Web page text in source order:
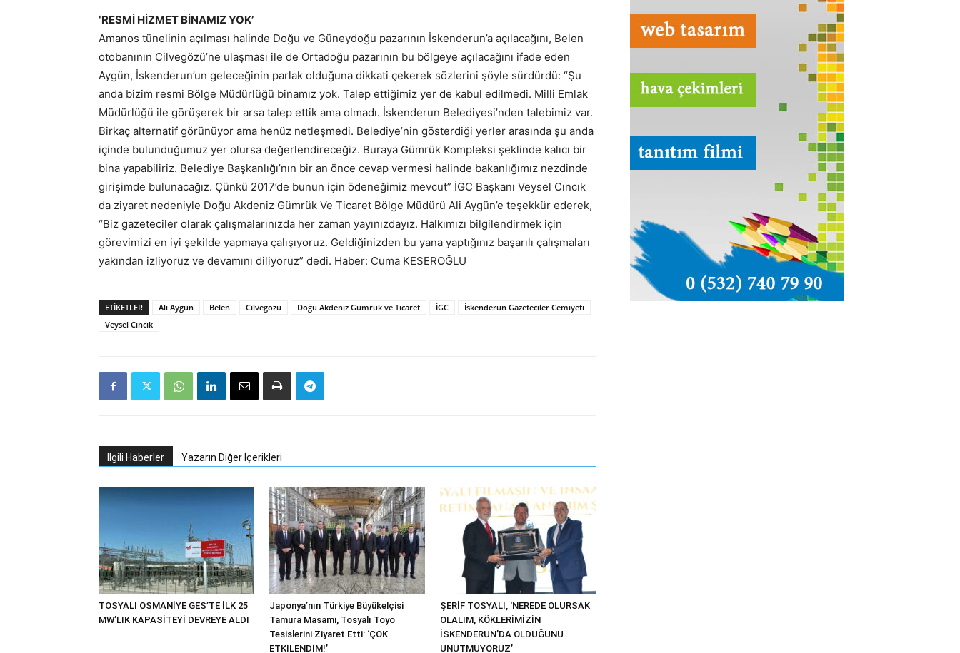
‘RESMİ HİZMET BİNAMIZ YOK’
Amanos tünelinin açılması halinde Doğu ve Güneydoğu pazarının İskenderun’a açılacağını, Belen
otobanının Cilvegözü’ne ulaşması ile de Ortadoğu pazarının bu bölgeye açılacağını ifade eden
Aygün, İskenderun’un geleceğinin parlak olduğuna dikkati çekerek sözlerini şöyle sürdürdü: “Şu
anda bizim resmi Bölge Müdürlüğü binamız yok. Talep ettiğimiz yer de kabul edilmedi. Milli Emlak
Müdürlüğü ile görüşerek bir arsa talep ettik ama olmadı. İskenderun Belediyesi’nden talebimiz var.
Birkaç alternatif görünüyor ama henüz netleşmedi. Belediye’nin gösterdiği yerler arasında şu anda
içinde bulunduğumuz yer olursa değerlendireceğiz. Buraya Gümrük Kompleksi şeklinde kalıcı bir
bina yapabiliriz. Belediye Başkanlığı’nın bir an önce cevap vermesi halinde bakanlığımız nezdinde
girişimde bulunacağız. Çünkü 2017’de bunun için ödeneğimiz mevcut” İGC Başkanı Veysel Cıncık
da ziyaret nedeniyle Doğu Akdeniz Gümrük Ve Ticaret Bölge Müdürü Ali Aygün’e teşekkür ederek,
“Biz gazeteciler olarak çalışmalarınızda her zaman yayınızdayız. Halkımızı bilgilendirmek için
görevimizi en iyi şekilde yapmaya çalışıyoruz. Geldiğinizden bu yana yaptığınız başarılı çalışmaları
yakından izliyoruz ve devamını diliyoruz” dedi. Haber: Cuma KESEROĞLU
ETIKETLER Ali Aygün Belen Cilvegözü Doğu Akdeniz Gümrük ve Ticaret İGC
İskenderun Gazeteciler Cemiyeti
Veysel Cıncık
İlgili Haberler Yazarın Diğer İçerikleri
TOSYALI OSMANİYE GES’TE İLK 25
MW’LIK KAPASİTEYİ DEVREYE ALDI
Japonya’nın Türkiye Büyükelçisi
Tamura Masami, Tosyalı Toyo
Tesislerini Ziyaret Etti: ‘ÇOK
ETKİLENDİM!’
ŞERİF TOSYALI, ‘NEREDE OLURSAK
OLALIM, KÖKLERİMİZİN
İSKENDERUN’DA OLDUĞUNU
UNUTMUYORUZ’